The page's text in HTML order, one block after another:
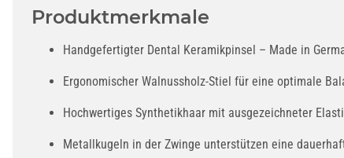
Produktmerkmale
Handgefertigter Dental Keramikpinsel – Made in
Ergonomischer Walnussholz-Stiel für eine optimale
Hochwertiges Synthetikhaar mit ausgezeichneter
Metallkugeln in der Zwinge unterstützen eine